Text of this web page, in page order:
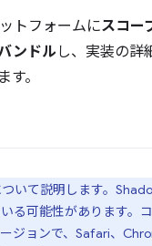
トフォームにスコー
ンドルし、実装の詳
す。
ついて説明します。
る可能性があります。
ジョンで、Safari、